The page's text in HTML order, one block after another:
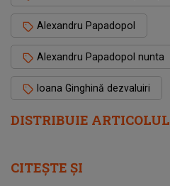
DISTRIBUIE ARTICOLUL
Alexandru Papadopol
Alexandru Papadopol nunta
Ioana Ginghină dezvaluiri
CITEȘTE ȘI